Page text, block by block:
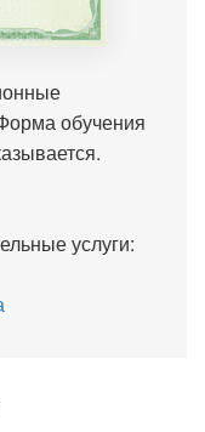
обучения
услуги: